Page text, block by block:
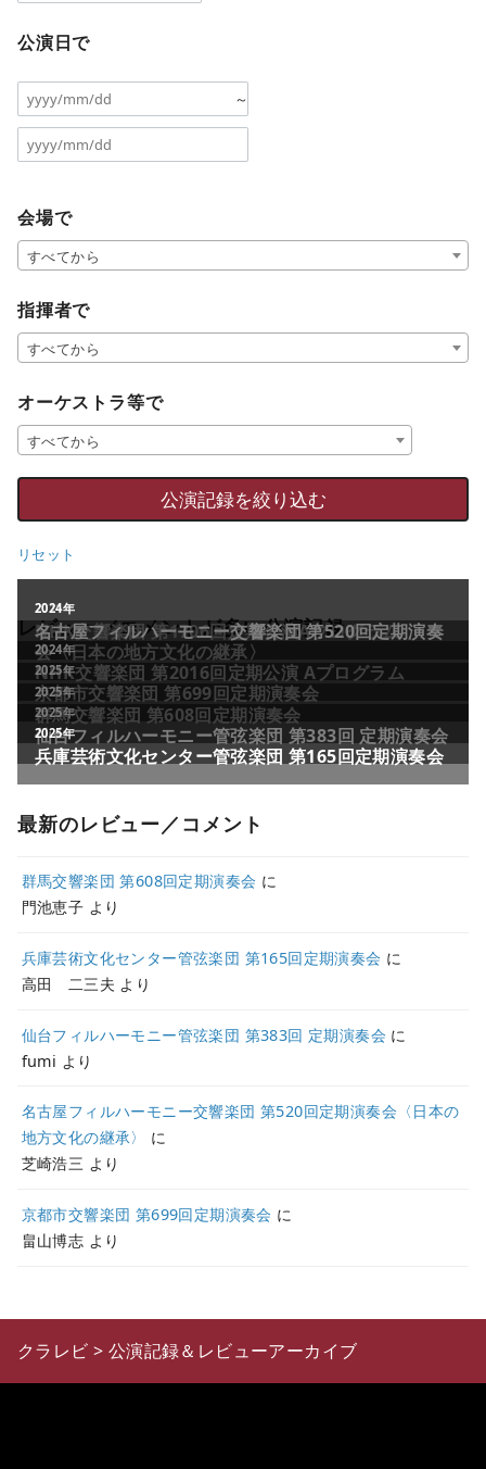
公演日で
～
会場で
すべてから
指揮者で
すべてから
オーケストラ等で
すべてから
リセット
レビュー／コメントが多い公演記録
最新のレビュー／コメント
群馬交響楽団 第608回定期演奏会 に
門池恵子 より
兵庫芸術文化センター管弦楽団 第165回定期演奏会 に
高田 二三夫 より
仙台フィルハーモニー管弦楽団 第383回 定期演奏会 に
fumi より
名古屋フィルハーモニー交響楽団 第520回定期演奏会〈日本の
地方文化の継承〉
に
芝崎浩三 より
京都市交響楽団 第699回定期演奏会 に
畠山博志 より
クラレビ > 公演記録＆レビューアーカイブ